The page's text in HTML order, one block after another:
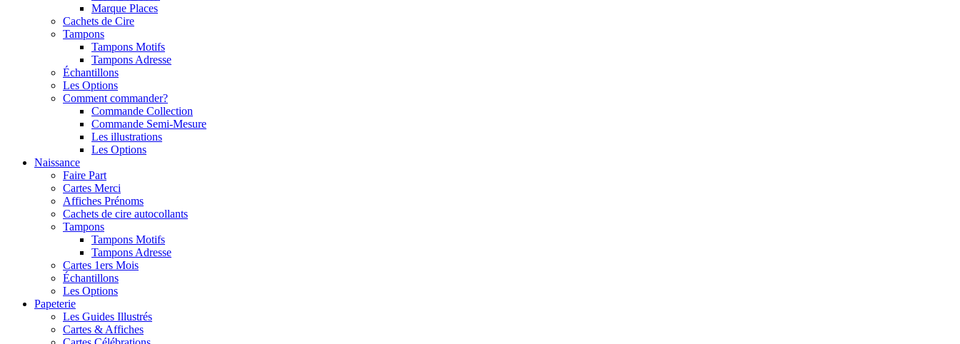
Marque Places
Cachets de Cire
Tampons
Tampons Motifs
Tampons Adresse
Échantillons
Les Options
Comment commander?
Commande Collection
Commande Semi-Mesure
Les illustrations
Les Options
Naissance
Faire Part
Cartes Merci
Affiches Prénoms
Cachets de cire autocollants
Tampons
Tampons Motifs
Tampons Adresse
Cartes 1ers Mois
Échantillons
Les Options
Papeterie
Les Guides Illustrés
Cartes & Affiches